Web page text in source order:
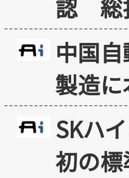
認 総
中国
製造
SKハ
初の